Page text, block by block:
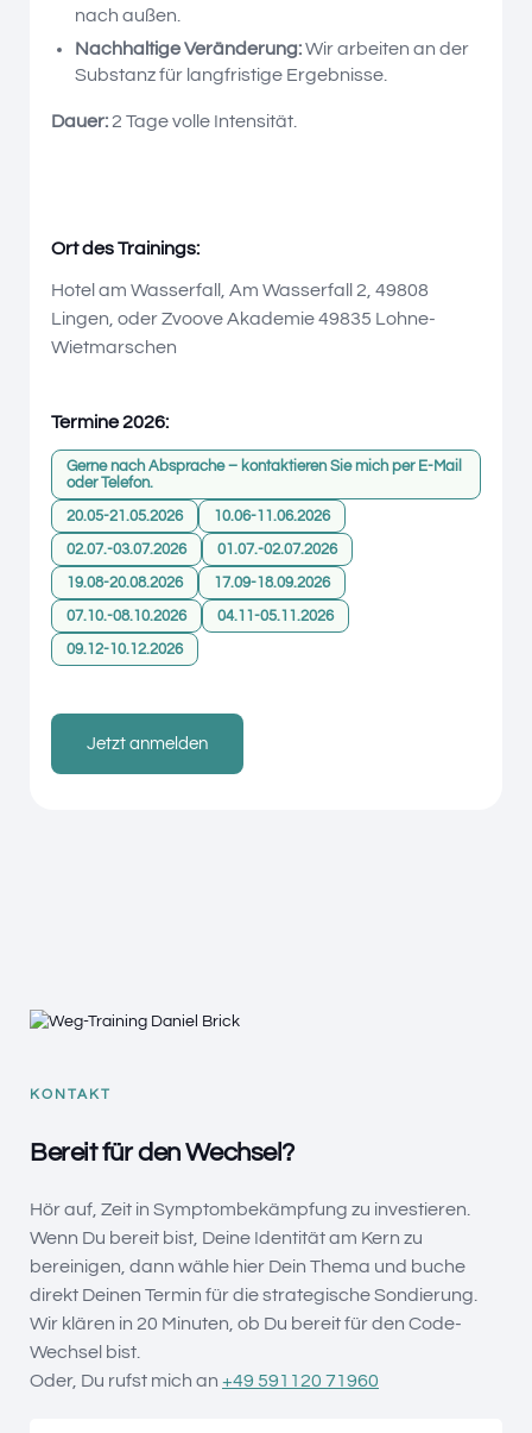
nach außen.
Nachhaltige Veränderung:Wir arbeiten an der
Substanz für langfristige Ergebnisse.
Dauer:2 Tage volle Intensität.
Ort des Trainings:
Hotel am Wasserfall, Am Wasserfall 2, 49808
Lingen, oder Zvoove Akademie 49835 Lohne-
Wietmarschen
Termine 2026:
Gerne nach Absprache – kontaktieren Sie mich per E-Mail
oder Telefon.
20.05-21.05.2026
10.06-11.06.2026
02.07.-03.07.2026
01.07.-02.07.2026
19.08-20.08.2026
17.09-18.09.2026
07.10.-08.10.2026
04.11-05.11.2026
09.12-10.12.2026
Jetzt anmelden
KONTAKT
Bereit für den Wechsel?
Hör auf, Zeit in Symptombekämpfung zu investieren.
Wenn Du bereit bist, Deine Identität am Kern zu
bereinigen, dann wähle hier Dein Thema und buche
direkt Deinen Termin für die strategische Sondierung.
Wir klären in 20 Minuten, ob Du bereit für den Code-
Wechsel bist.
Oder, Du rufst mich an +49 591120 71960